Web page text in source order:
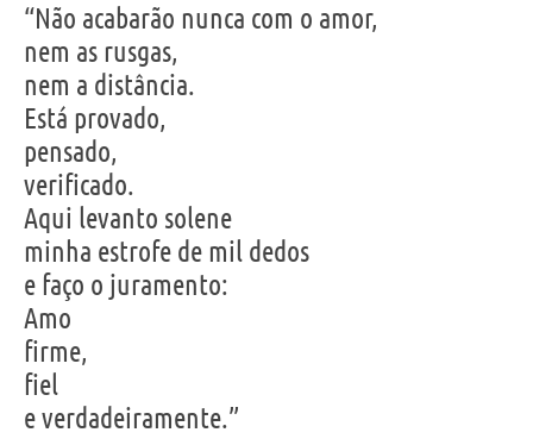
“Não acabarão nunca com o amor,
nem as rusgas,
nem a distância.
Está provado,
pensado,
verificado.
Aqui levanto solene
minha estrofe de mil dedos
e faço o juramento:
Amo
firme,
fiel
e verdadeiramente.”